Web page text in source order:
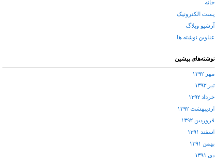
خانه
پست الکترونیک
آرشیو وبلاگ
عناوین نوشته ها
نوشته‌های پیشین
مهر ۱۳۹۲
تیر ۱۳۹۲
خرداد ۱۳۹۲
اردیبهشت ۱۳۹۲
فروردین ۱۳۹۲
اسفند ۱۳۹۱
بهمن ۱۳۹۱
دی ۱۳۹۱